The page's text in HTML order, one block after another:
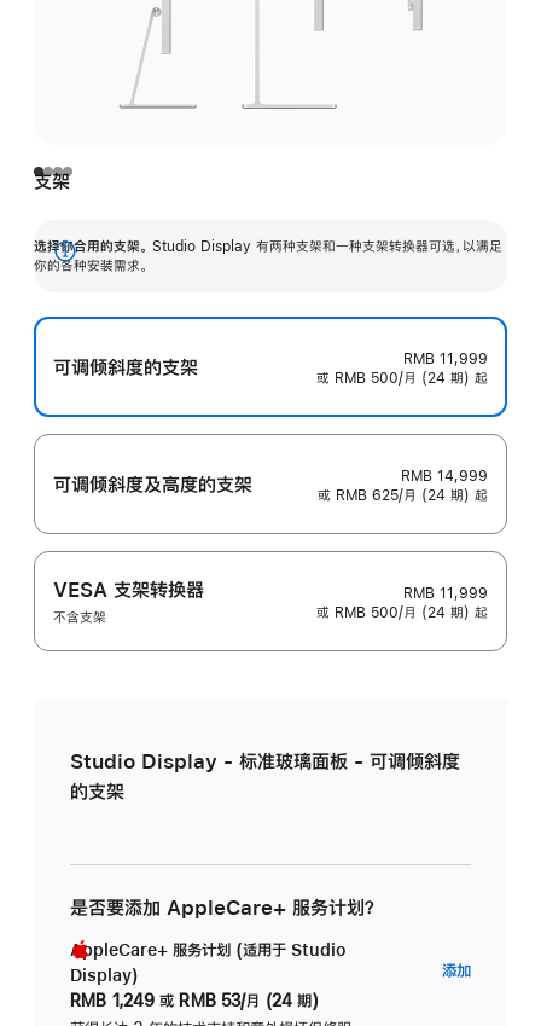
支架
选择你合用的支架。 Studio Display 有两种支架和一种支架转换器可选，以满足
你的各种安装需求。
展
可调倾斜度的支架
RMB 11,999
或 RMB 500/月 (24 期) 起
可调倾斜度及高‍度的支‍架
RMB 14,999
或 RMB 625/月 (24 期) 起
VESA 支架转换器
不含支架
RMB 11,999
或 RMB 500/月 (24 期) 起
Studio Display - 标准玻璃面板 - 可调倾斜度
的支架
是否要添加 AppleCare+ 服务计划？
AppleCare+ 服务计划 (适用于 Studio
Display)
RMB 1,249 或 RMB 53/月 (24 期)
添加